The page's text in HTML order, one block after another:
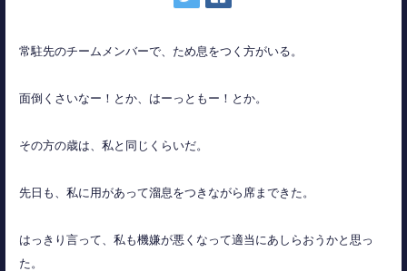
常駐先のチームメンバーで、ため息をつく方がいる。
面倒くさいなー！とか、はーっともー！とか。
その方の歳は、私と同じくらいだ。
先日も、私に用があって溜息をつきながら席まできた。
はっきり言って、私も機嫌が悪くなって適当にあしらおうかと思っ
た。